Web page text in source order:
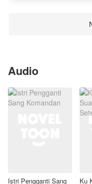
Audio
Istri Pengganti Sang Ku